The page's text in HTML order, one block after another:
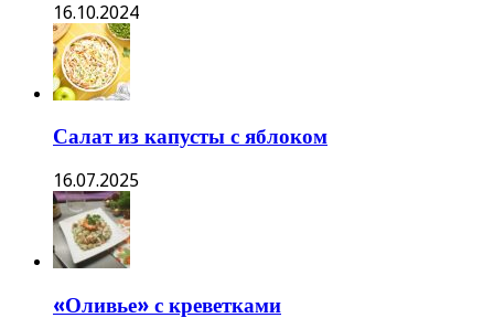
16.10.2024
Салат из капусты с яблоком
16.07.2025
«Оливье» с креветками